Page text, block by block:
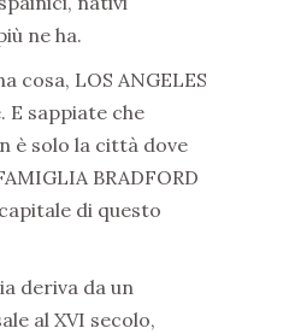
ne ha.
cosa, LOS ANGELES
E sappiate che
è solo la città dove
BRADFORD
di questo
deriva da un
al XVI secolo,